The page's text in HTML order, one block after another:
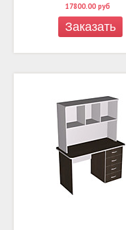
17800.00 руб
Заказать